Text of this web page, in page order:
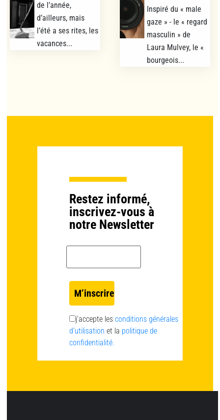
de l’année,
d’ailleurs, mais
l’été a ses rites, les
vacances...
Inspiré du « male
gaze » - le « regard
masculin » de
Laura Mulvey, le «
bourgeois...
Restez informé,
inscrivez-vous à
notre Newsletter
j’accepte les conditions générales
d’utilisation et la politique de
confidentialité.